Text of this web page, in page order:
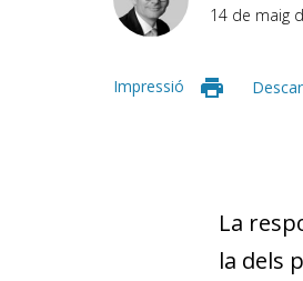
14 de maig
Impressió
La
la dels